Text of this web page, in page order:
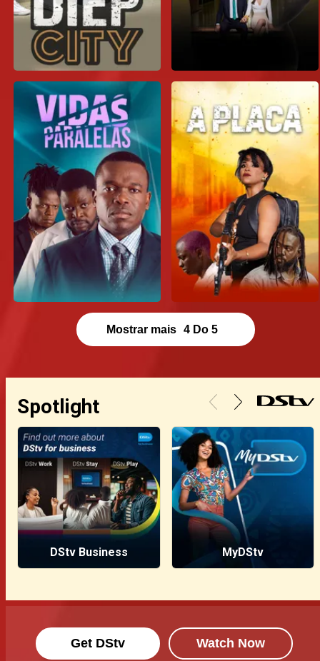
Mostrar mais 4 Do 5
Spotlight
DStv Business MyDStv
Get DStv Watch Now